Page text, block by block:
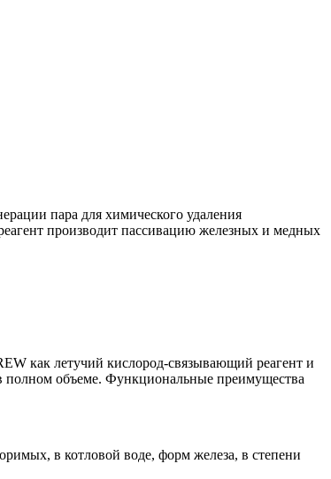
пара для химического удаления
производит пассивацию железных и медных
как летучий кислород-связывающий реагент и
полном объеме. Функциональные преимущества
в котловой воде, форм железа, в степени